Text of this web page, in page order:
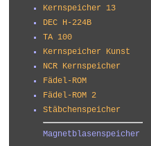
Kernspeicher 13
DEC H-224B
TA 100
Kernspeicher Kunst
NCR Kernspeicher
Fädel-ROM
Fädel-ROM 2
Stäbchenspeicher
Magnetblasenspeicher